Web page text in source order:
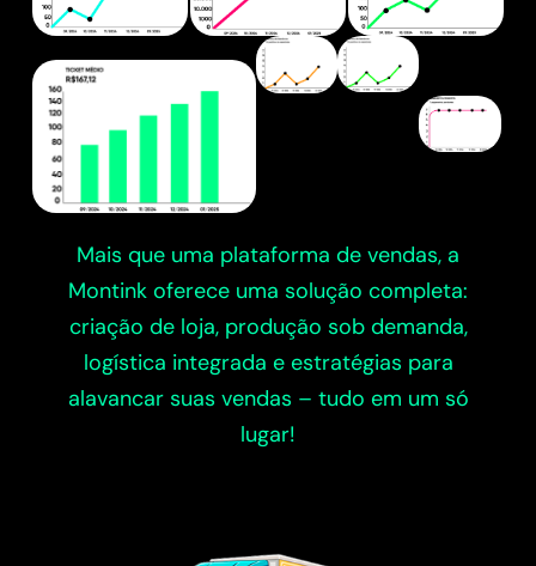
Mais que uma plataforma de vendas, a
Montink oferece uma solução completa:
criação de loja, produção sob demanda,
logística integrada e estratégias para
alavancar suas vendas – tudo em um só
lugar!